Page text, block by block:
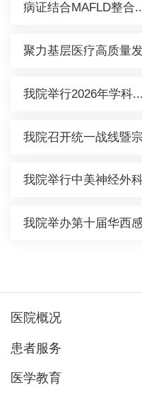
病证结合MAFLD整合
聚力基层医疗高质量
我院举行2026年学科...
我院召开统一战线暨
我院举行中美神经外
我院举办第十届华西
医院概况
患者服务
医学教育